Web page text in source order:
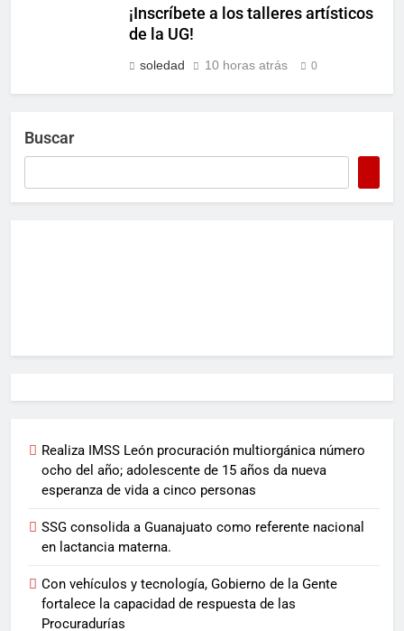
¡Inscríbete a los talleres artísticos
de la UG!
soledad 10 horas atrás 0
Buscar
Realiza IMSS León procuración multiorgánica número
ocho del año; adolescente de 15 años da nueva
esperanza de vida a cinco personas
SSG consolida a Guanajuato como referente nacional
en lactancia materna.
Con vehículos y tecnología, Gobierno de la Gente
fortalece la capacidad de respuesta de las
Procuradurías